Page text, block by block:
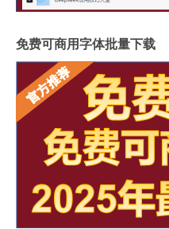
免费可商用字体批量下载